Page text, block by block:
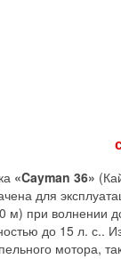
«Cayman 36»
для
м) при волнении
до 15 л. с..
мотора,